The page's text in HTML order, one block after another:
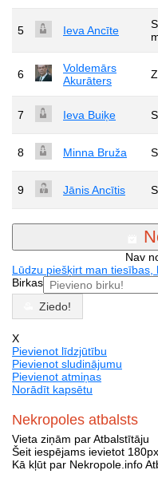
5 Ieva Ancīte
6
Voldemārs
Akurāters
7 Ieva Buiķe
8 Minna Bruža
9 Jānis Ancītis
Nav
Lūdzu piešķirt man tiesības,
Birkas
Ziedo!
X
Pievienot līdzjūtību
Pievienot sludinājumu
Pievienot atmiņas
Norādīt kapsētu
Nekropoles atbalsts
Vieta ziņām par Atbalstītāju
Šeit iespējams ievietot
Kā kļūt par Nekropole.info